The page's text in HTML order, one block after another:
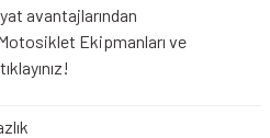
avantajlarından
Ekipmanları ve